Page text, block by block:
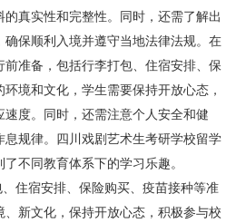
真实性和完整性。同时，还需了解出
确保顺利入境并遵守当地法律法规。在
准备，包括行李打包、住宿安排、保
境和文化，学生需要保持开放心态，
度。同时，还需注意个人安全和健
息规律。四川戏剧艺术生考研学校留学
不同教育体系下的学习乐趣。
住宿安排、保险购买、疫苗接种等准
新文化，保持开放心态，积极参与校